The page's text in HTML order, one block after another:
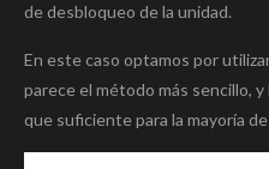
de desbloqueo de la unidad.
En este caso optamos por
parece el método más sencillo,
que suficiente para la mayoría